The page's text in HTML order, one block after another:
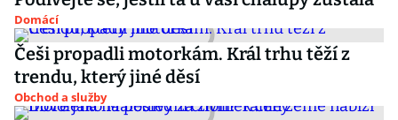
Domácí
Češi propadli motorkám. Král trhu těží z
trendu, který jiné děsí
Obchod a služby